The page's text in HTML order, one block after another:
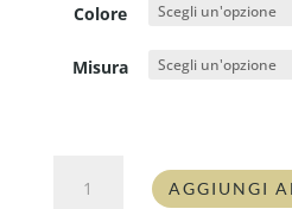
Colore
Misura
Blumarine
AGGIUNGI